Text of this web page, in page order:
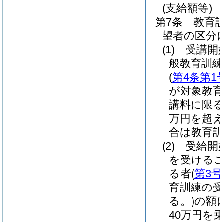
(支給額等)
第7条
教育
望者の区分
(1)
受講
般教育訓
(第4条第1
が対象教
講料に限
万円を超
合は教育
(2)
受給
を受ける
る者(第3
育訓練の
る。)の額
40万円を